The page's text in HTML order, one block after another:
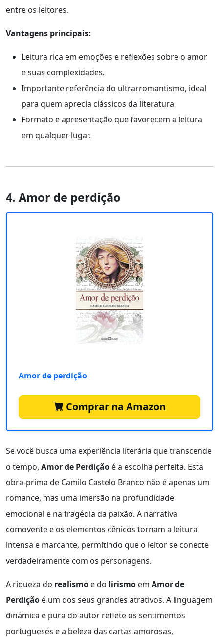
entre os leitores.
Vantagens principais:
Leitura rica em emoções e reflexões sobre o amor
e suas complexidades.
Importante referência do ultrarromantismo, ideal
para quem aprecia clássicos da literatura.
Formato e apresentação que favorecem a leitura
em qualquer lugar.
4. Amor de perdição
Amor de perdição
Comprar na Amazon
Se você busca uma experiência literária que transcende
o tempo, Amor de Perdição é a escolha perfeita. Esta
obra-prima de Camilo Castelo Branco não é apenas um
romance, mas uma imersão na profundidade
emocional e na tragédia da paixão. A narrativa
comovente e os elementos cênicos tornam a leitura
intensa e marcante, permitindo que o leitor se conecte
verdadeiramente com os personagens.
A riqueza do realismo e do lirismo em Amor de
Perdição é um dos seus grandes atrativos. A linguagem
dinâmica e pura do autor reflete os sentimentos
portugueses e a beleza das cartas amorosas,